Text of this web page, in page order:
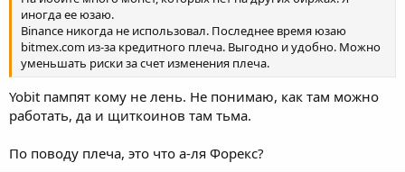
иногда ее юзаю.
Binance никогда не использовал. Последнее время юзаю
bitmex.com из-за кредитного плеча. Выгодно и удобно. Можно
уменьшать риски за счет изменения плеча.
Yobit пампят кому не лень. Не понимаю, как там можно
работать, да и щиткоинов там тьма.
По поводу плеча, это что а-ля Форекс?